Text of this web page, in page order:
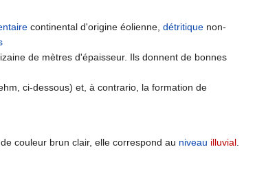
continental d'origine éolienne, détritique non-
de mètres d'épaisseur. Ils donnent de bonnes
ci-dessous) et, à contrario, la formation de
couleur brun clair, elle correspond au niveau illuvial.